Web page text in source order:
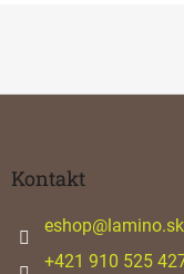
Kontakt
eshop@ lamino.sk
+421 910 525